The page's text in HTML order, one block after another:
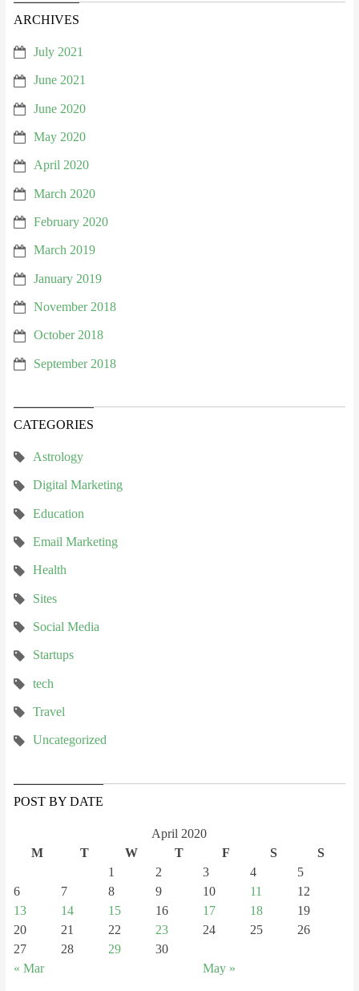
ARCHIVES
July 2021
June 2021
June 2020
May 2020
April 2020
March 2020
February 2020
March 2019
January 2019
November 2018
October 2018
September 2018
CATEGORIES
Astrology
Digital Marketing
Education
Email Marketing
Health
Sites
Social Media
Startups
tech
Travel
Uncategorized
POST BY DATE
April 2020
M
T W T F S S
« Mar May »
1 2 3 4
5
6
7 8 9 10 11
12
13
14 15 16 17 18
19
20
21 22 23 24 25
26
27
28 29 30